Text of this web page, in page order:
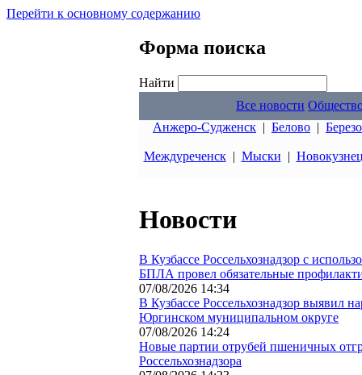
Перейти к основному содержанию
Форма поиска
Найти
Все новости
Анжеро-Судженск | Белово |
Междуреченск| Мыски |
Новости
В Кузбассе Россельхознадзор с
БПЛА провел обязательные
07/08/2026 14:34
В Кузбассе Россельхознадзор выявил
Юргинском муниципальном округе
07/08/2026 14:24
Новые партии отрубей пшеничных
Россельхознадзора